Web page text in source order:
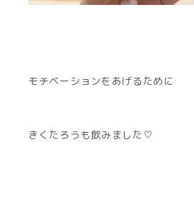
モチベーションをあげるために
きくたろうも飲みました♡